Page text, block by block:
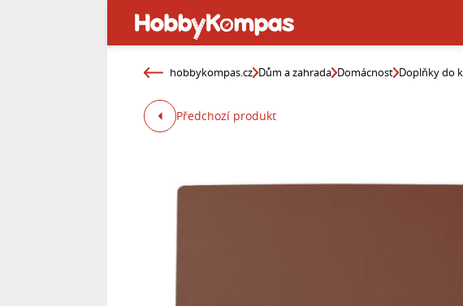
hobbykompas.cz Dům a zahrada Domácnost Doplňky do
Předchozí produkt